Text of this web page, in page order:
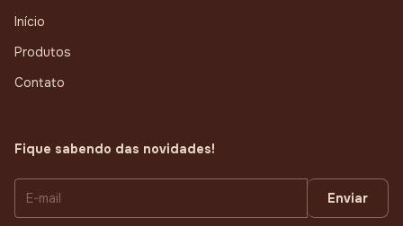
Início
Produtos
Contato
Fique sabendo das novidades!